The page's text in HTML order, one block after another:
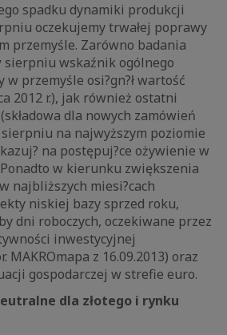
spadku dynamiki produkcji
oczekujemy trwałej poprawy
przemyśle. Zarówno badania
sierpniu wskaźnik ogólnego
przemyśle osi?gn?ł wartość
2012 r.), jak również ostatni
dla nowych zamówień
sierpniu na najwyższym poziomie
na postępuj?ce ożywienie w
w kierunku zwiększenia
najbliższych miesi?cach
niskiej bazy sprzed roku,
dni roboczych, oczekiwane przez
inwestycyjnej
z 16.09.2013) oraz
gospodarczej w strefie euro.
dla złotego i rynku